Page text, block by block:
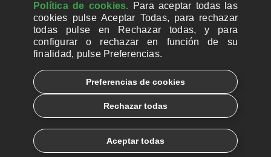
CUENTAS BANCARIAS PARA DONAR
Galego
Español
Política de cookies. Para aceptar todas las
cookies pulse Aceptar Todas, para rechazar
todas pulse en Rechazar todas, y para
configurar o rechazar en función de su
finalidad, pulse Preferencias.
Preferencias de cookies
Rechazar todas
Aceptar todas